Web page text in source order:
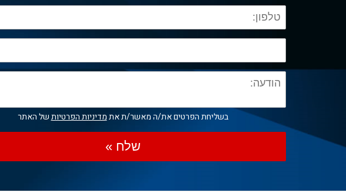
בשליחת הפרטים את/ה מאשר/ת אתמדיניות הפרטיותשל האתר
שלח »